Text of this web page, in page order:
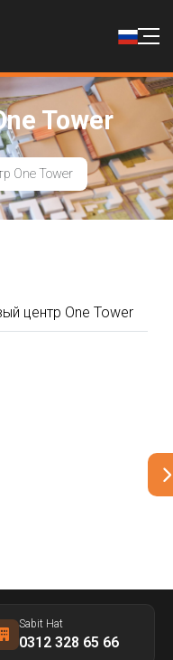
Tower
One Tower
центр One Tower
Sabit Hat
0312 328 65 66